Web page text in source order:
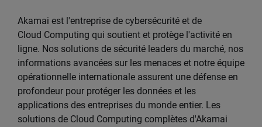
Akamai est l'entreprise de cybersécurité et de
Cloud Computing qui soutient et protège l'activité en
ligne. Nos solutions de sécurité leaders du marché, nos
informations avancées sur les menaces et notre équipe
opérationnelle internationale assurent une défense en
profondeur pour protéger les données et les
applications des entreprises du monde entier. Les
solutions de Cloud Computing complètes d'Akamai